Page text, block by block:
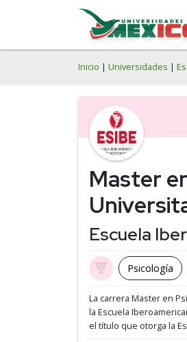
Inicio | Universidades |
Master
Escuela
Psicología
La carrera Master en
la Escuela
el título que otorga la